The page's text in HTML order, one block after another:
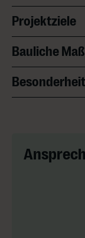
Projektziele
Bauliche